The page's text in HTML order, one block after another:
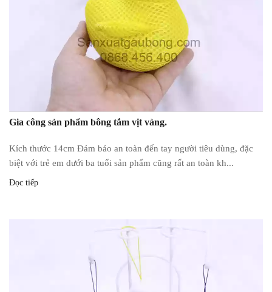
Gia công sản phẩm bông tắm vịt vàng.
Kích thước 14cm Đảm bảo an toàn đến tay người tiêu dùng, đặc
biệt với trẻ em dưới ba tuổi sản phẩm cũng rất an toàn kh...
Đọc tiếp